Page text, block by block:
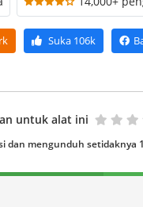
Suka 106k
untuk alat ini
dan mengunduh